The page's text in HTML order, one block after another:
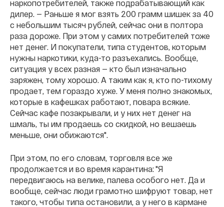
наркопотребителей, также подрабатывающий как
дилер. — Раньше я мог взять 200 грамм шишек за 40
с небольшим тысяч рублей, сейчас они в полтора
раза дороже. При этом у самих потребителей тоже
нет денег. И покупатели, типа студентов, которым
нужны наркотики, куда-то разъехались. Вообще,
ситуация у всех разная — кто был изначально
заряжен, тому хорошо. А таким как я, кто по-тихому
продает, тем гораздо хуже. У меня полно знакомых,
которые в кафешках работают, повара всякие.
Сейчас кафе позакрывали, и у них нет денег на
шмаль, ты им продаешь со скидкой, но вешаешь
меньше, они обижаются".
При этом, по его словам, торговля все же
продолжается и во время карантина: "Я
передвигаюсь на велике, палева особого нет. Да и
вообще, сейчас люди грамотно шифруют товар, нет
такого, чтобы типа остановили, а у него в кармане